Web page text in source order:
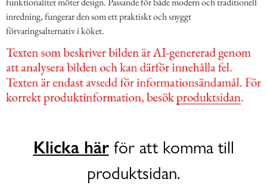
inredning, fungerar den som ett praktiskt och snyggt
förvaringsalternativ i köket.
Klicka härför att komma till
produktsidan.